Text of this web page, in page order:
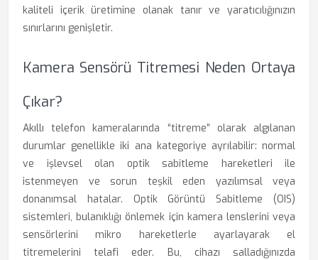
kaliteli içerik üretimine olanak tanır ve yaratıcılığınızın
sınırlarını genişletir.
Kamera Sensörü Titremesi Neden Ortaya
Çıkar?
Akıllı telefon kameralarında “titreme” olarak algılanan
durumlar genellikle iki ana kategoriye ayrılabilir: normal
ve işlevsel olan optik sabitleme hareketleri ile
istenmeyen ve sorun teşkil eden yazılımsal veya
donanımsal hatalar. Optik Görüntü Sabitleme (OIS)
sistemleri, bulanıklığı önlemek için kamera lenslerini veya
sensörlerini mikro hareketlerle ayarlayarak el
titremelerini telafi eder. Bu, cihazı salladığınızda